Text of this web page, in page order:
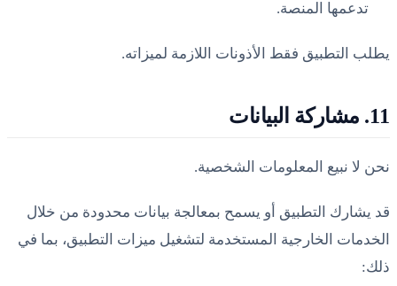
تدعمها المنصة.
يطلب التطبيق فقط الأذونات اللازمة لميزاته.
11. مشاركة البيانات
نحن لا نبيع المعلومات الشخصية.
قد يشارك التطبيق أو يسمح بمعالجة بيانات محدودة من خلال
الخدمات الخارجية المستخدمة لتشغيل ميزات التطبيق، بما في
ذلك: